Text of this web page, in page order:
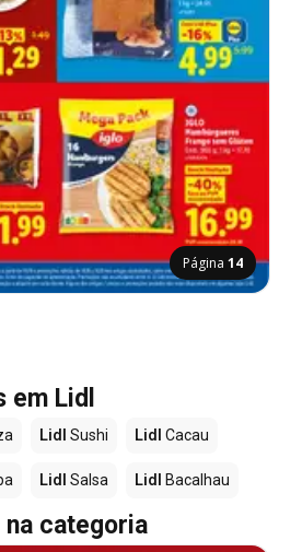
Página 14
Lidl
Lidl Sushi Lidl Cacau
Lidl Salsa Lidl Bacalhau
categoria